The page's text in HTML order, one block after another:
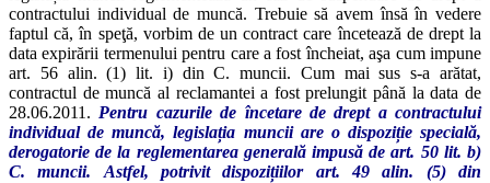
contractului individual de muncă. Trebuie să avem însă în vedere
faptul că, în speţă, vorbim de un contract care încetează de drept la
data expirării termenului pentru care a fost încheiat, aşa cum impune
art. 56 alin. (1) lit. i) din C. muncii. Cum mai sus s-a arătat,
contractul de muncă al reclamantei a fost prelungit până la data de
28.06.2011. Pentru cazurile de încetare de drept a contractului
individual de muncă,legislația muncii are o dispozițiespecială,
derogatorie de la reglementarea generală impusă de art. 50 lit. b)
C. muncii.
Astfel, potrivitdispozițiilorart. 49 alin. (5) din